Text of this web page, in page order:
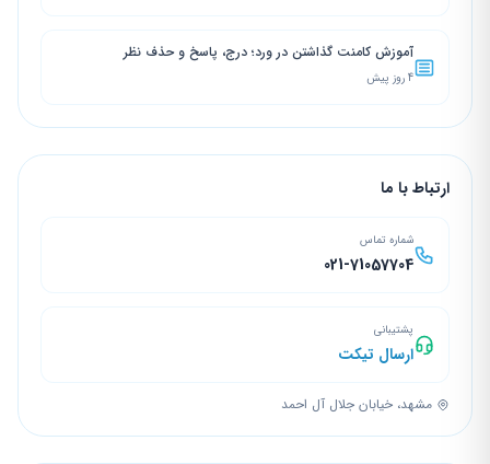
آموزش کامنت گذاشتن در ورد؛ درج، پاسخ و حذف نظر
4 روز پیش
ارتباط با ما
شماره تماس
021-71057704
پشتیبانی
ارسال تیکت
مشهد، خیابان جلال آل احمد